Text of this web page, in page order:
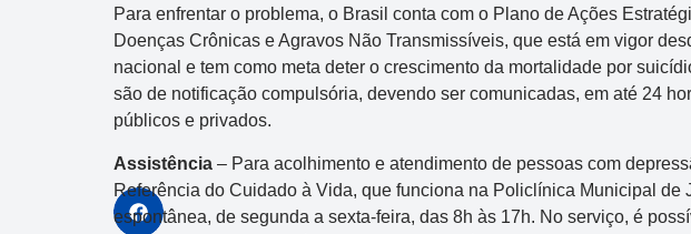
Para enfrentar o problema, o Brasil conta com o Plano de Ações
Doenças Crônicas e Agravos Não Transmissíveis, que está em vigor
nacional e tem como meta deter o crescimento da mortalidade por
são de notificação compulsória, devendo ser comunicadas, em até 24
públicos e privados.
Assistência – Para acolhimento e atendimento de pessoas com
Referência do Cuidado à Vida, que funciona na Policlínica Municipal de
espontânea, de segunda a sexta-feira, das 8h às 17h. No serviço, é